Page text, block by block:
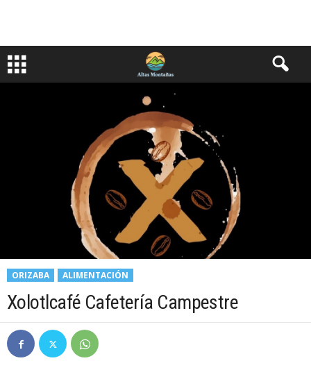
ORIZABA ALIMENTACIÓN
Xolotlcafé Cafetería Campestre